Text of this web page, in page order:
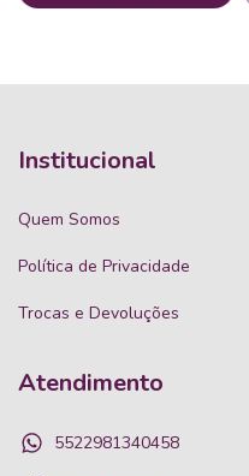
Institucional
Quem Somos
Política de Privacidade
Trocas e Devoluções
Atendimento
5522981340458